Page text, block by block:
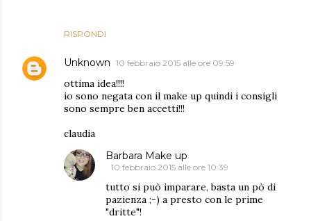
RISPONDI
Unknown 10 febbraio 2015 alle ore 09:59
ottima idea!!!!
io sono negata con il make up quindi i consigli
sono sempre ben accetti!!!
claudia
Barbara Make up
10 febbraio 2015 alle ore 10:39
tutto si può imparare, basta un pò di
pazienza ;-) a presto con le prime
"dritte"!